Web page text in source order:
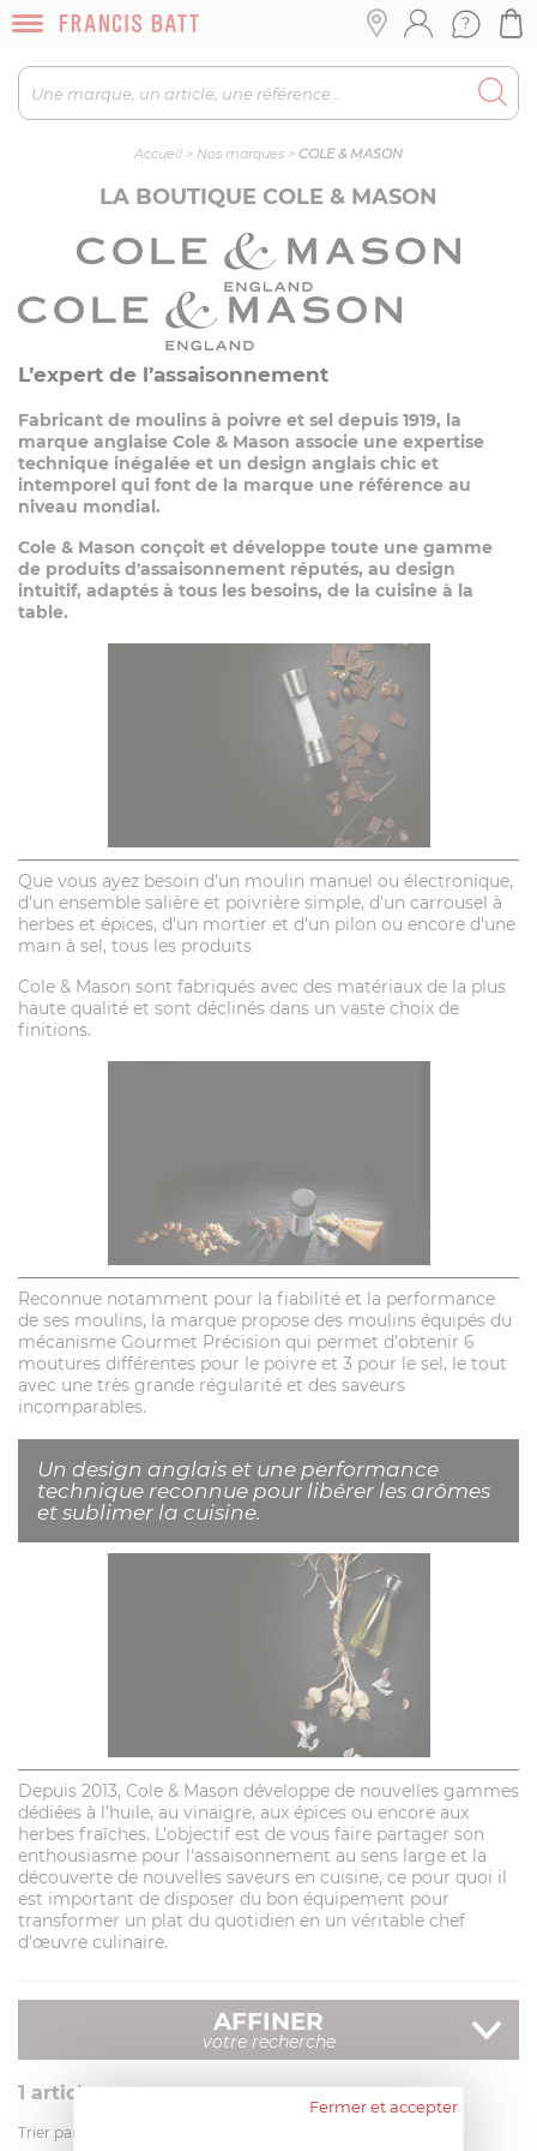
Accueil > Nos marques > COLE & MASON
LA BOUTIQUE COLE & MASON
L’expert de l’assaisonnement
Fabricant de moulins à poivre et sel depuis 1919, la
marque anglaise Cole & Mason associe une expertise
technique inégalée et un design anglais chic et
intemporel qui font de la marque une référence au
niveau mondial.
Cole & Mason conçoit et développe toute une gamme
de produits d'assaisonnement réputés, au design
intuitif, adaptés à tous les besoins, de la cuisine à la
table.
Que vous ayez besoin d'un moulin manuel ou électronique,
d'un ensemble salière et poivrière simple, d'un carrousel à
herbes et épices, d'un mortier et d'un pilon ou encore d'une
main à sel, tous les produits
Cole & Mason sont fabriqués avec des matériaux de la plus
haute qualité et sont déclinés dans un vaste choix de
finitions.
Reconnue notamment pour la fiabilité et la performance
de ses moulins, la marque propose des moulins équipés du
mécanisme Gourmet Précision qui permet d’obtenir 6
moutures différentes pour le poivre et 3 pour le sel, le tout
avec une très grande régularité et des saveurs
incomparables.
Un design anglais et une performance
technique reconnue pour libérer les arômes
et sublimer la cuisine.
Depuis 2013, Cole & Mason développe de nouvelles gammes
dédiées à l’huile, au vinaigre, aux épices ou encore aux
herbes fraîches. L’objectif est de vous faire partager son
enthousiasme pour l'assaisonnement au sens large et la
découverte de nouvelles saveurs en cuisine, ce pour quoi il
est important de disposer du bon équipement pour
transformer un plat du quotidien en un véritable chef
d'œuvre culinaire.
AFFINER
votre recherche
1 article
Trier par
Fermer et accepter